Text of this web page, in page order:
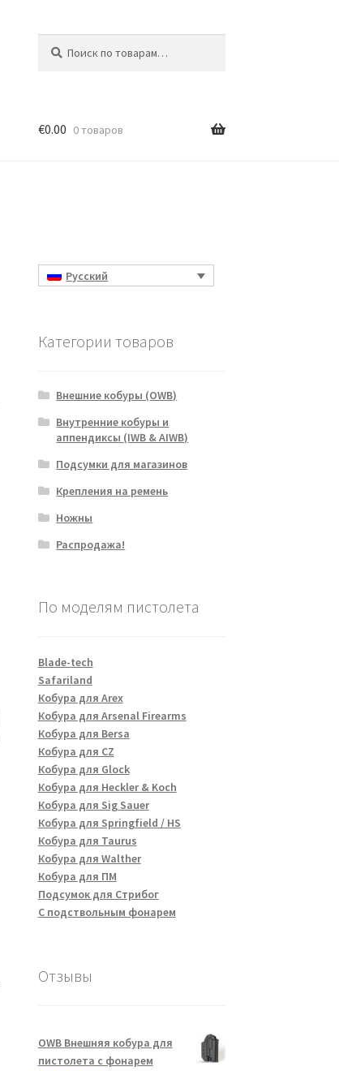
€0.00 0 товаров
Русский
Категории товаров
Внешние кобуры (OWB)
Внутренние кобуры и
аппендиксы (IWB & AIWB)
Подсумки для магазинов
Крепления на ремень
Ножны
Распродажа!
По моделям пистолета
Blade-tech
Safariland
Кобура для Arex
Кобура для Arsenal Firearms
Кобура для Bersa
Кобура для CZ
Кобура для Glock
Кобура для Heckler & Koch
Кобура для Sig Sauer
Кобура для Springfield / HS
Кобура для Taurus
Кобура для Walther
Кобура для ПМ
Подсумок для Стрибог
С подствольным фонарем
Отзывы
OWB Внешняя кобура для
пистолета с фонарем